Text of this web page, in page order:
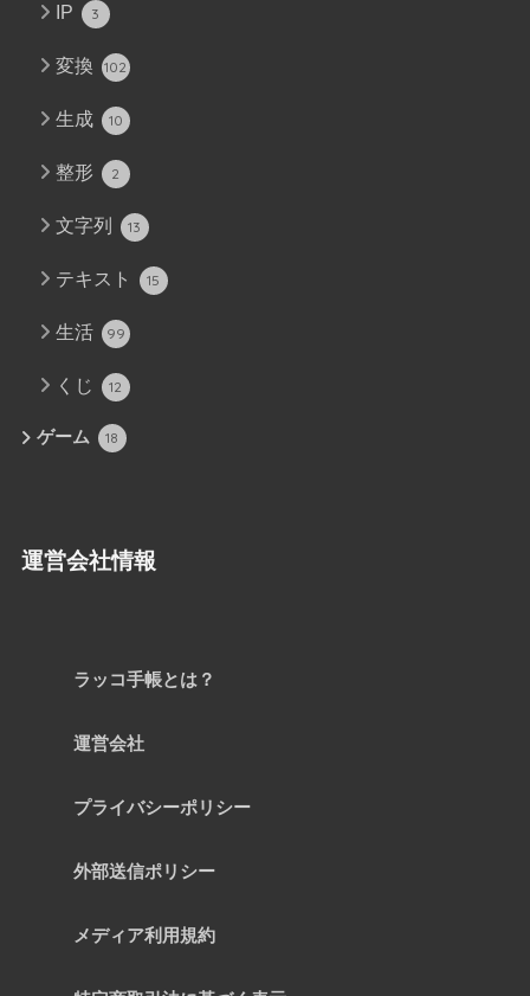
IP 3
変換 102
生成 10
整形 2
文字列 13
テキスト 15
生活 99
くじ 12
ゲーム 18
運営会社情報
ラッコ手帳とは？
運営会社
プライバシーポリシー
外部送信ポリシー
メディア利用規約